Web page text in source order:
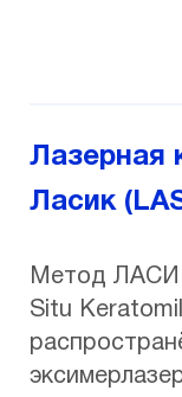
Лазерная
Ласик
Метод
Situ